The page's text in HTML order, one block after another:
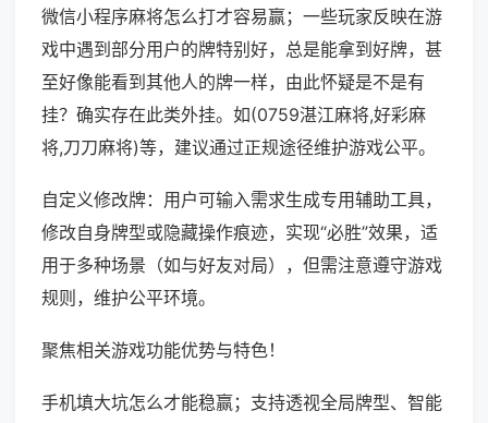
微信小程序麻将怎么打才容易赢；一些玩家反映在游
戏中遇到部分用户的牌特别好，总是能拿到好牌，甚
至好像能看到其他人的牌一样，由此怀疑是不是有
挂？确实存在此类外挂。如(0759湛江麻将,好彩麻
将,刀刀麻将)等，建议通过正规途径维护游戏公平。
自定义修改牌：用户可输入需求生成专用辅助工具，
修改自身牌型或隐藏操作痕迹，实现“必胜”效果，适
用于多种场景（如与好友对局），但需注意遵守游戏
规则，维护公平环境。
聚焦相关游戏功能优势与特色！
手机填大坑怎么才能稳赢；支持透视全局牌型、智能